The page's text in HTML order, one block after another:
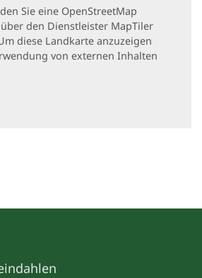
Sie eine OpenStreetMap
den Dienstleister MapTiler
diese Landkarte anzuzeigen
von externen Inhalten